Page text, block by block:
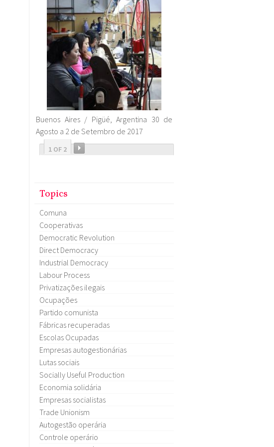
Buenos Aires / Pigüé, Argentina 30 de
Agosto a 2 de Setembro de 2017
1 OF 2
Topics
Comuna
Cooperativas
Democratic Revolution
Direct Democracy
Industrial Democracy
Labour Process
Privatizações ilegais
Ocupações
Partido comunista
Fábricas recuperadas
Escolas Ocupadas
Empresas autogestionárias
Lutas sociais
Socially Useful Production
Economia solidária
Empresas socialistas
Trade Unionism
Autogestão operária
Controle operário